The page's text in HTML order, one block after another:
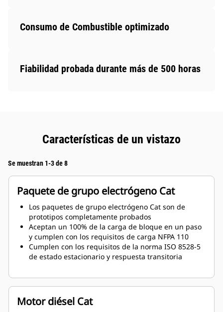
Consumo de Combustible optimizado
Fiabilidad probada durante más de 500 horas
Características de un vistazo
Se muestran 1-3 de 8
Paquete de grupo electrógeno Cat
Los paquetes de grupo electrógeno Cat son de
prototipos completamente probados
Aceptan un 100% de la carga de bloque en un paso
y cumplen con los requisitos de carga NFPA 110
Cumplen con los requisitos de la norma ISO 8528-5
de estado estacionario y respuesta transitoria
Motor diésel Cat